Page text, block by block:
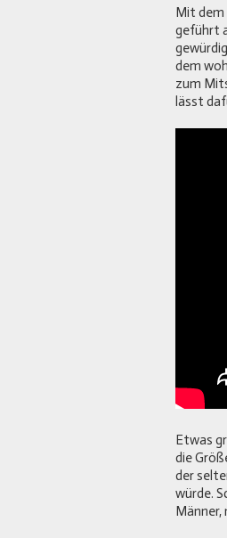
Mit dem
geführt
dem
zum
lässt
Etwas
die
der
würde.
Männer,